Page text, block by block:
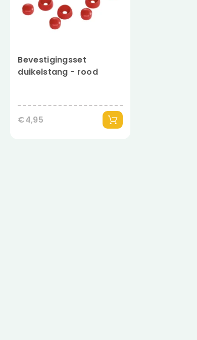
Bevestigingsset
duikelstang - rood
€4,95